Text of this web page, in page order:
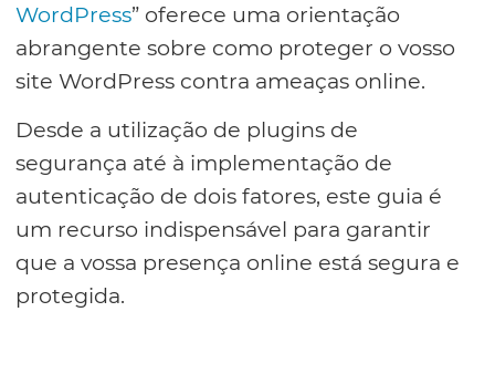
WordPress” oferece uma orientação
abrangente sobre como proteger o vosso
site WordPress contra ameaças online.
Desde a utilização de plugins de
segurança até à implementação de
autenticação de dois fatores, este guia é
um recurso indispensável para garantir
que a vossa presença online está segura e
protegida.